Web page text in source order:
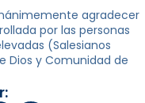
agradecer
por las personas
(Salesianos
Dios y Comunidad de